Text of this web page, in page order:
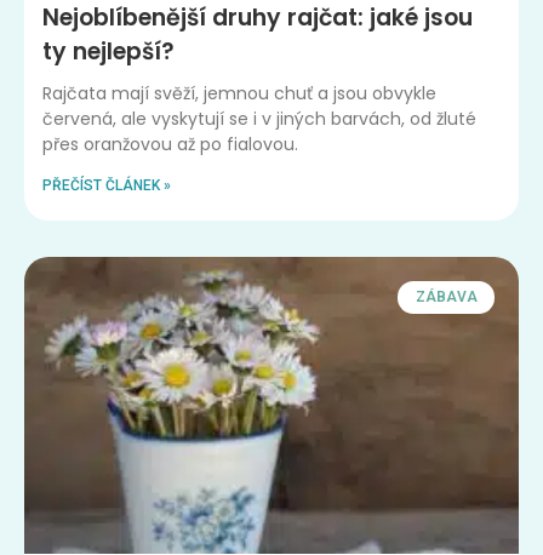
Nejoblíbenější druhy rajčat: jaké jsou
ty nejlepší?
Rajčata mají svěží, jemnou chuť a jsou obvykle
červená, ale vyskytují se i v jiných barvách, od žluté
přes oranžovou až po fialovou.
PŘEČÍST ČLÁNEK »
ZÁBAVA